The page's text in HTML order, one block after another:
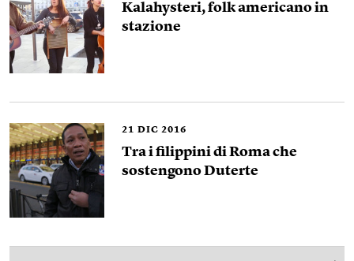
Kalahysteri, folk americano in
stazione
21 DIC 2016
Tra i filippini di Roma che
sostengono Duterte